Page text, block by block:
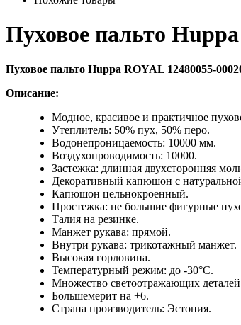
Пуховое пальто
Пуховое пальто Huppa ROYAL 12480055-
Описание:
Модное, красивое и практичное
Утеплитель: 50% пух, 50% перо.
Водонепроницаемость: 10000 мм.
Воздухопроводимость: 10000.
Застежка: длинная двухсторонняя
Декоративный капюшон с
Капюшон цельнокроенный.
Простежка: не большие фигурные
Талия на резинке.
Манжет рукава: прямой.
Внутри рукава: трикотажный манжет.
Высокая горловина.
Температурный режим: до -30°C.
Множество светоотражающих
Большемерит на +6.
Страна производитель: Эстония.